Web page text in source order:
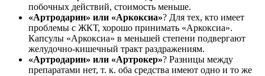
побочных действий, стоимость меньше.
«Артродарин» или «Аркоксиа»? Для тех, кто имеет
проблемы с ЖКТ, хорошо принимать «Аркоксиа».
Капсулы «Аркоксиа» в меньшей степени подвергают
желудочно-кишечный тракт раздражениям.
«Артродарин» или «Артрокер»? Разницы между
препаратами нет, т. к. оба средства имеют одно и то же